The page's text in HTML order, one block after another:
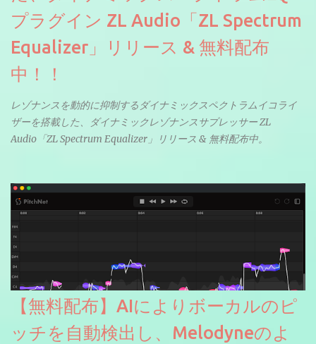
プラグイン ZL Audio「ZL Spectrum
Equalizer」リリース & 無料配布
中！！
レゾナンスを動的に抑制するダイナミックスペクトラムイコライ
ザーを搭載した、ダイナミックレゾナンスサプレッサー ZL
Audio「ZL Spectrum Equalizer」リリース & 無料配布中。
【無料配布】AIによりボーカルのピ
ッチを自動検出し、Melodyneのよ